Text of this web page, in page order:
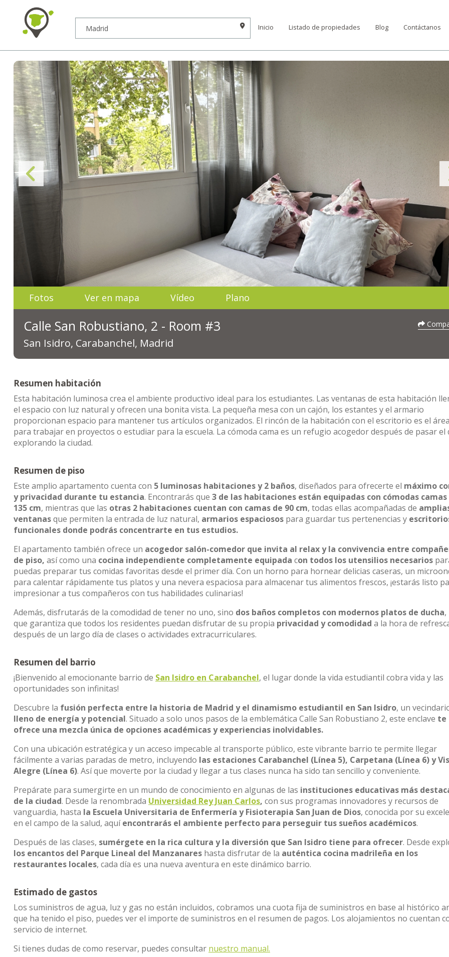
Inicio Listado de propiedades Blog Contáctanos
Fotos Ver en mapa Vídeo Plano
Calle San Robustiano, 2 - Room #3
San Isidro, Carabanchel, Madrid
Resumen habitación
Esta habitación luminosa crea el ambiente productivo ideal para los estudiantes. Las ventanas de esta habitación
el espacio con luz natural y ofrecen una bonita vista. La pequeña mesa con un cajón, los estantes y el armario
proporcionan espacio para mantener tus artículos organizados. El rincón de la habitación con el escritorio es el
para trabajar en proyectos o estudiar para la escuela. La cómoda cama es un refugio acogedor después de pasar el
explorando la ciudad.
Resumen de piso
Este amplio apartamento cuenta con 5 luminosas habitaciones y 2 baños, diseñados para ofrecerte el máximo
y privacidad durante tu estancia. Encontrarás que 3 de las habitaciones están equipadas con cómodas camas
135 cm, mientras que las otras 2 habitaciones cuentan con camas de 90 cm, todas ellas acompañadas de
ventanasque permiten la entrada de luz natural, armarios espaciosos para guardar tus pertenencias y
funcionales donde podrás concentrarte en tus estudios.
El apartamento también ofrece un acogedor salón-comedor que invita al relax y la convivencia entre
de piso, así como una cocina independiente completamente equipada con todos los utensilios necesarios
puedas preparar tus comidas favoritas desde el primer día. Con un horno para hornear delicias caseras, un
para calentar rápidamente tus platos y una nevera espaciosa para almacenar tus alimentos frescos, ¡estarás listo
impresionar a tus compañeros con tus habilidades culinarias!
Además, disfrutarás de la comodidad de tener no uno, sino dos baños completos con modernos platos de ducha,
que garantiza que todos los residentes puedan disfrutar de su propia privacidad y comodidad a la hora de
después de un largo día de clases o actividades extracurriculares.
Resumen del barrio
¡Bienvenido al emocionante barrio de San Isidro en Carabanchel, el lugar donde la vida estudiantil cobra vida y las
oportunidades son infinitas!
Descubre la fusión perfecta entre la historia de Madrid y el dinamismo estudiantil en San Isidro, un
lleno de energía y potencial. Situado a solo unos pasos de la emblemática Calle San Robustiano 2, este enclave te
ofrece una mezcla única de opciones académicas y experiencias inolvidables.
Con una ubicación estratégica y un acceso impecable al transporte público, este vibrante barrio te permite llegar
fácilmente a varias paradas de metro, incluyendo las estaciones Carabanchel (Línea 5), Carpetana (Línea 6) y
Alegre (Línea 6). Así que moverte por la ciudad y llegar a tus clases nunca ha sido tan sencillo y conveniente.
Prepárate para sumergirte en un mundo de conocimiento en algunas de las instituciones educativas más
de la ciudad. Desde la renombrada Universidad Rey Juan Carlos, con sus programas innovadores y recursos de
vanguardia, hasta la Escuela Universitaria de Enfermería y Fisioterapia San Juan de Dios, conocida por su
en el campo de la salud, aquíencontrarás el ambiente perfecto para perseguir tus sueños académicos.
Después de las clases, sumérgete en la rica cultura y la diversión que San Isidro tiene para ofrecer. Desde
los encantos del Parque Lineal del Manzanares hasta disfrutar de la auténtica cocina madrileña en los
restaurantes locales, cada día es una nueva aventura en este dinámico barrio.
Estimado de gastos
Los suministros de agua, luz y gas no están incluidos, cobramos una cuota fija de suministros en base al histórico
que ha tenido el piso, puedes ver el importe de suministros en el resumen de pagos. Los alojamientos no cuentan
servicio de internet.
Si tienes dudas de como reservar, puedes consultar nuestro manual.